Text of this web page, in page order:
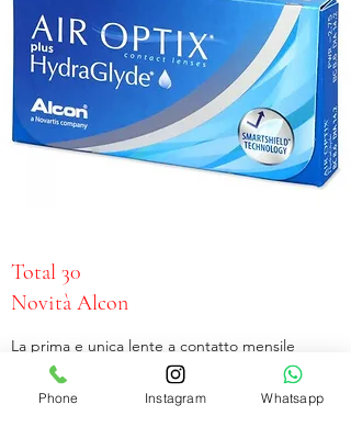
Total 30
Novità Alcon
La prima e unica lente a contatto mensile
con tecnologia Water Gradient, per il 100%
di acqua nella superficie, e CELLIGENT, per
Phone Instagram Whatsapp